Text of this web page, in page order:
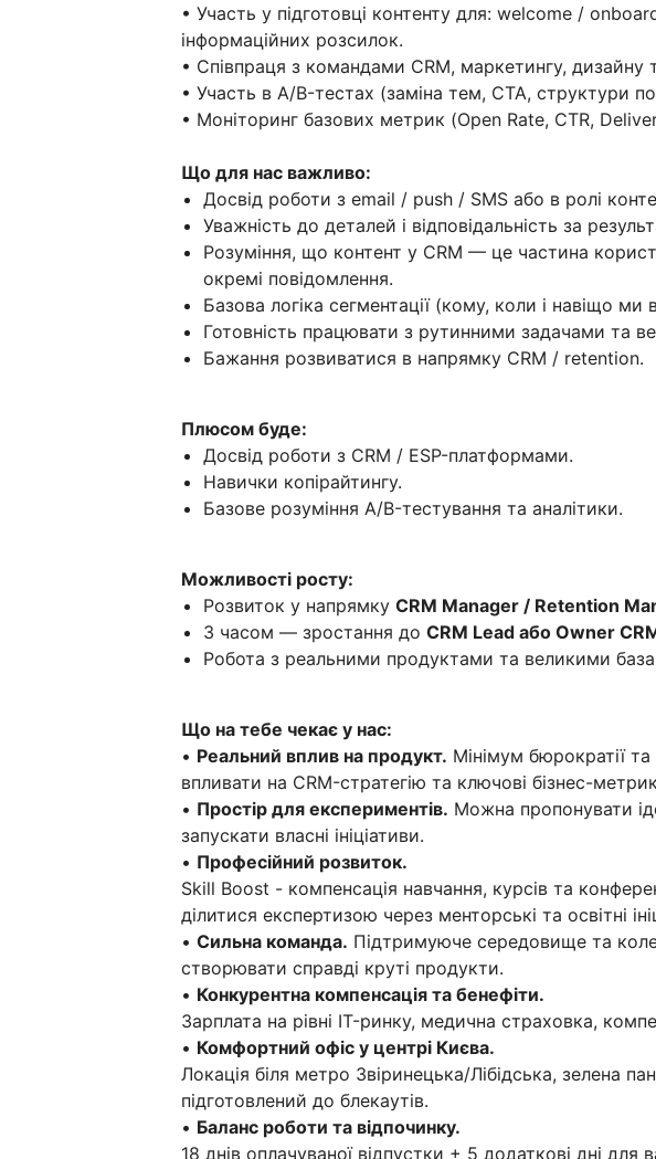
• Участь у підготовці контенту для: welcome /
інформаційних розсилок.
• Співпраця з командами CRM, маркетингу, дизайну
• Участь в A/B-тестах (заміна тем, CTA, структури
• Моніторинг базових метрик (Open Rate, CTR,
Що для нас важливо:
Досвід роботи з email / push / SMS або в ролі
Уважність до деталей і відповідальність за
Розуміння, що контент у CRM — це частина
окремі повідомлення.
Базова логіка сегментації (кому, коли і навіщо ми
Готовність працювати з рутинними задачами та
Бажання розвиватися в напрямку CRM / retention.
Плюсом буде:
Досвід роботи з CRM / ESP-платформами.
Навички копірайтингу.
Базове розуміння A/B-тестування та аналітики.
Можливості росту:
Розвиток у напрямку CRM Manager / Retention
З часом — зростання до CRM Lead або Owner
Робота з реальними продуктами та великими
Що на тебе чекає у нас:
• Реальний вплив на продукт. Мінімум бюрократії
впливати на CRM-стратегію та ключові бізнес-
• Простір для експериментів. Можна пропонувати
запускати власні ініціативи.
• Професійний розвиток.
Skill Boost - компенсація навчання, курсів та
ділитися експертизою через менторські та освітні
• Сильна команда. Підтримуюче середовище та
створювати справді круті продукти.
• Конкурентна компенсація та бенефіти.
Зарплата на рівні IT-ринку, медична страховка,
• Комфортний офіс у центрі Києва.
Локація біля метро Звіринецька/Лібідська, зелена
підготовлений до блекаутів.
• Баланс роботи та відпочинку.
18 днів оплачуваної відпустки + 5 додаткові дні для